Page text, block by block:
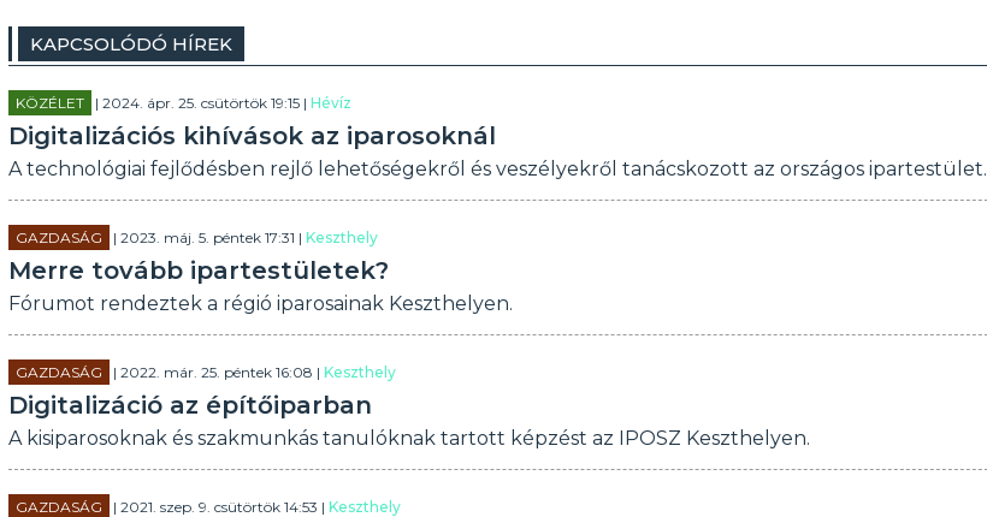
KAPCSOLÓDÓ HÍREK
KÖZÉLET | 2024. ápr. 25. csütörtök 19:15 | Hévíz
Digitalizációs kihívások az iparosoknál
A technológiai fejlődésben rejlő lehetőségekről és veszélyekről tanácskozott az országos ipartestület.
GAZDASÁG | 2023. máj. 5. péntek 17:31 | Keszthely
Merre tovább ipartestületek?
Fórumot rendeztek a régió iparosainak Keszthelyen.
GAZDASÁG | 2022. már. 25. péntek 16:08 | Keszthely
Digitalizáció az építőiparban
A kisiparosoknak és szakmunkás tanulóknak tartott képzést az IPOSZ Keszthelyen.
GAZDASÁG | 2021. szep. 9. csütörtök 14:53 | Keszthely